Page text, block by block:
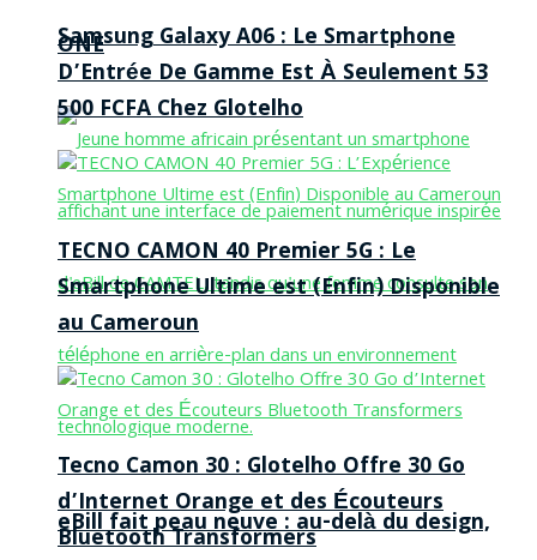
ONE
eBill fait peau neuve : au-delà du design,
Samsung Galaxy A06 : Le Smartphone
D’Entrée De Gamme Est À Seulement 53
500 FCFA Chez Glotelho
TECNO CAMON 40 Premier 5G : Le
Smartphone Ultime est (Enfin) Disponible
au Cameroun
Tecno Camon 30 : Glotelho Offre 30 Go
d’Internet Orange et des Écouteurs
Bluetooth Transformers